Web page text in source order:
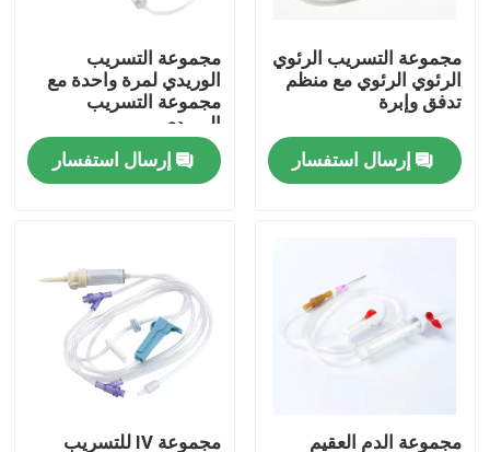
جولة في المصنع
مراقبة الجودة
قناع الأكسجين الطبي
قناع الأكسجين الفنتوري
مجموعة التسريب الرئوي
الرئوي الرئوي مع منظم
تدفق وإبرة
إرسال استفسار
مجموعة التسريب
الوريدي لمرة واحدة مع
مجموعة التسريب
الوريدي
إرسال استفسار
مجموعة الدم العقيم مجموعة IV للتسريب